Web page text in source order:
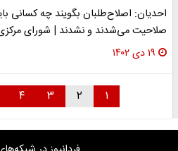
احدیان: اصلاح‌طلبان بگویند چه کسانی
صلاحیت می‌شدند و نشدند | شورای
۱۹ دی ۱۴۰۲
۱ ۲ ۳ ۴